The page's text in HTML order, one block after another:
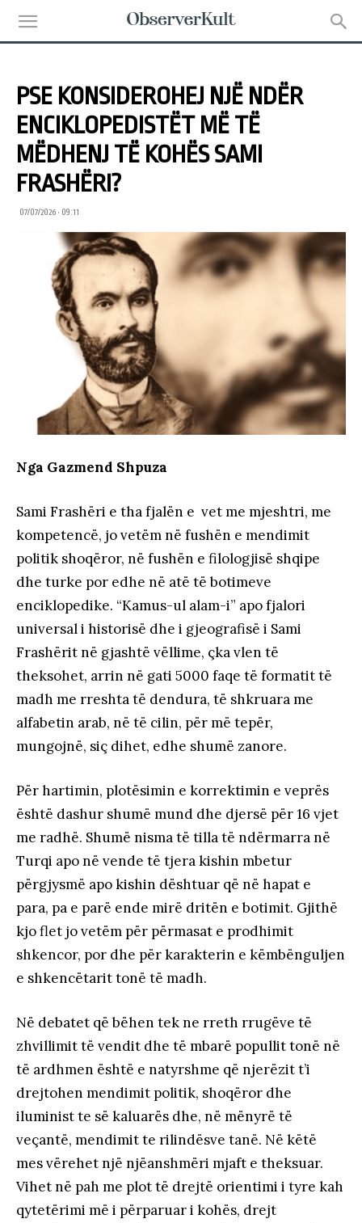
PSE KONSIDEROHEJ NJË NDËR
ENCIKLOPEDISTËT MË TË
MËDHENJ TË KOHËS SAMI
FRASHËRI?
07/07/2026 • 09:11
Nga Gazmend Shpuza
Sami Frashëri e tha fjalën e vet me mjeshtri, me
kompetencë, jo vetëm në fushën e mendimit
politik shoqëror, në fushën e filologjisë shqipe
dhe turke por edhe në atë të botimeve
enciklopedike. “Kamus-ul alam-i” apo fjalori
universal i historisë dhe i gjeografisë i Sami
Frashërit në gjashtë vëllime, çka vlen të
theksohet, arrin në gati 5000 faqe të formatit të
madh me rreshta të dendura, të shkruara me
alfabetin arab, në të cilin, për më tepër,
mungojnë, siç dihet, edhe shumë zanore.
Për hartimin, plotësimin e korrektimin e veprës
është dashur shumë mund dhe djersë për 16 vjet
me radhë. Shumë nisma të tilla të ndërmarra në
Turqi apo në vende të tjera kishin mbetur
përgjysmë apo kishin dështuar që në hapat e
para, pa e parë ende mirë dritën e botimit. Gjithë
kjo flet jo vetëm për përmasat e prodhimit
shkencor, por dhe për karakterin e këmbënguljen
e shkencëtarit tonë të madh.
Në debatet që bëhen tek ne rreth rrugëve të
zhvillimit të vendit dhe të mbarë popullit tonë në
të ardhmen është e natyrshme që njerëzit t’i
drejtohen mendimit politik, shoqëror dhe
iluminist te së kaluarës dhe, në mënyrë të
veçantë, mendimit te rilindësve tanë. Në këtë
mes vërehet një njëanshmëri mjaft e theksuar.
Vihet në pah me plot të drejtë orientimi i tyre kah
qytetërimi më i përparuar i kohës, drejt